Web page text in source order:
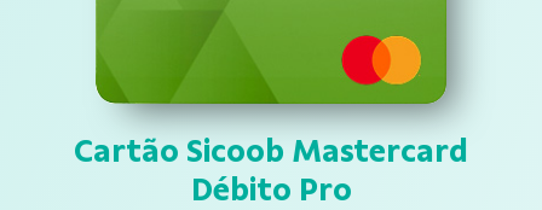
Cartão Sicoob Mastercard
Débito Pro